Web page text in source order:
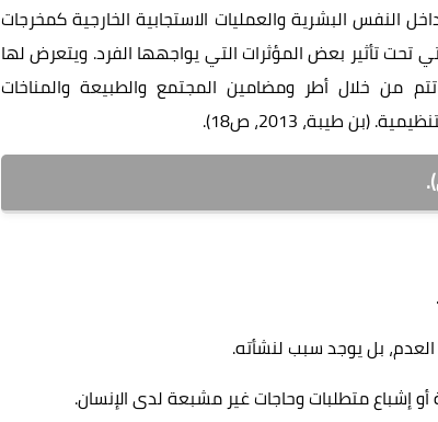
النفس البشرية والعمليات الاستجابية الخارجية كمخرجات
تحت تأثير بعض المؤثرات التي يواجهها الفرد. ويتعرض لها
خلال أطر ومضامين المجتمع والطبيعة والمناخات
(بن طيبة، 2013، ص18).
.
بل يوجد سبب لنشأته.
متطلبات وحاجات غير مشبعة لدى الإنسان.